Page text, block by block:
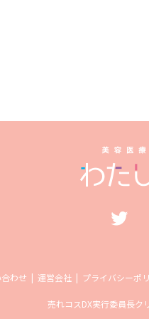
わせ 運営会社 プライバシーポ
売れコスDX実行委員長ク